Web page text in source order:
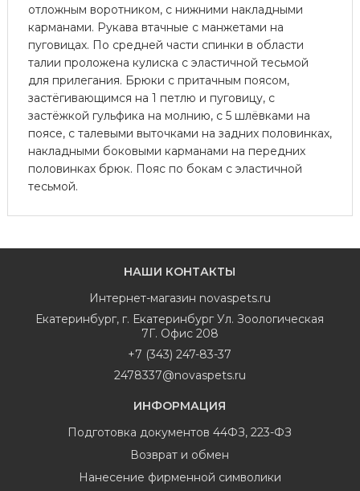
отложным воротником, с нижними накладными
карманами. Рукава втачные с манжетами на
пуговицах. По средней части спинки в области
талии проложена кулиска с эластичной тесьмой
для прилегания. Брюки с притачным поясом,
застёгивающимся на 1 петлю и пуговицу, с
застёжкой гульфика на молнию, с 5 шлёвками на
поясе, с талевыми выточками на задних половинках,
накладными боковыми карманами на передних
половинках брюк. Пояс по бокам с эластичной
тесьмой.
НАШИ КОНТАКТЫ
Интернет-магазин novaspets.ru
Екатеринбург, г. Екатеринбург Ул. Зоологическая
7Г. Офис 208
+7 (343) 247-83-37
2478337@novaspets.ru
ИНФОРМАЦИЯ
Подготовка документов 44ФЗ, 223-ФЗ
Возврат и обмен
Нанесение фирменной символики